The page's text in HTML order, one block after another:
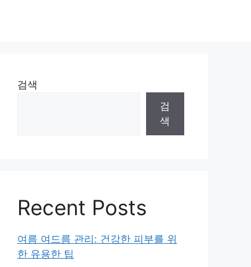
검색
검
색
Recent Posts
여름 여드름 관리: 건강한 피부를 위
한 유용한 팁